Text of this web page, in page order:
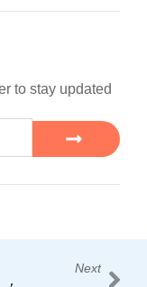
to stay updated
Next